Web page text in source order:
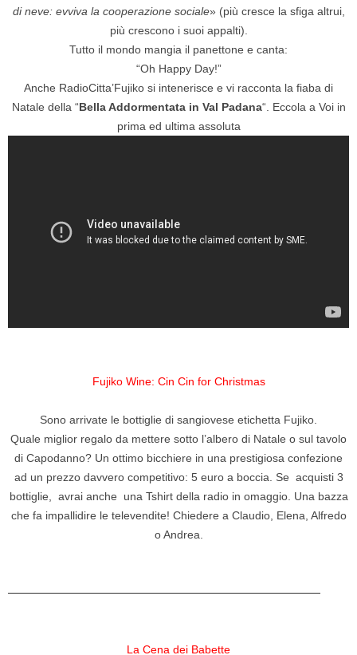
di neve: evviva la cooperazione sociale» (più cresce la sfiga altrui,
più crescono i suoi appalti).
Tutto il mondo mangia il panettone e canta:
“Oh Happy Day!”
Anche RadioCitta’Fujiko si intenerisce e vi racconta la fiaba di
Natale della “Bella Addormentata in Val Padana“. Eccola a Voi in
prima ed ultima assoluta
Fujiko Wine: Cin Cin for Christmas
Sono arrivate le bottiglie di sangiovese etichetta Fujiko.
Quale miglior regalo da mettere sotto l’albero di Natale o sul tavolo
di Capodanno? Un ottimo bicchiere in una prestigiosa confezione
ad un prezzo davvero competitivo: 5 euro a boccia. Se acquisti 3
bottiglie, avrai anche una Tshirt della radio in omaggio. Una bazza
che fa impallidire le televendite! Chiedere a Claudio, Elena, Alfredo
o Andrea.
————————————————————————————
La Cena dei Babette